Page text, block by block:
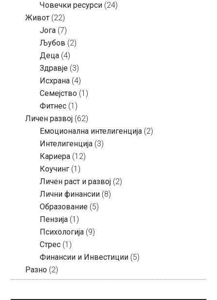
Човечки ресурси (24)
Живот (22)
Јога (7)
Љубов (2)
Деца (4)
Здравје (3)
Исхрана (4)
Семејство (1)
Фитнес (1)
Личен развој (62)
Емоционална интелигенција (2)
Интелигенција (3)
Кариера (12)
Коучинг (1)
Личен раст и развој (2)
Лични финансии (8)
Образование (5)
Пензија (1)
Психологија (9)
Стрес (1)
Финансии и Инвестиции (5)
Разно (2)